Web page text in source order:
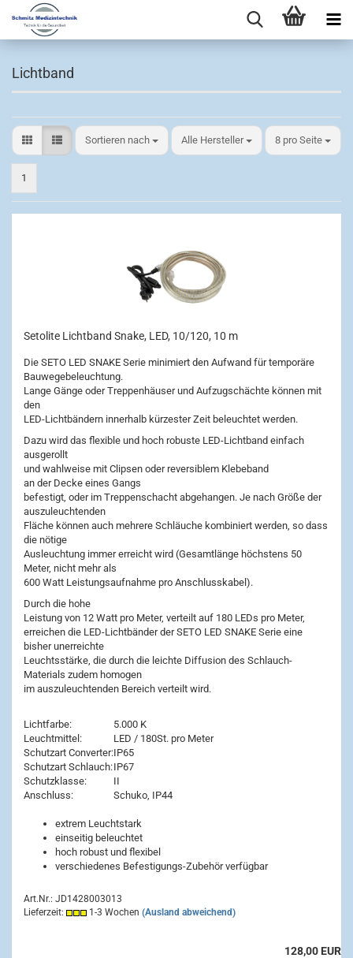
Lichtband
Sortieren nach
Sortieren nach Alle Hersteller 8 pro Seite
pro Seite
1
Setolite Lichtband Snake, LED, 10/120, 10 m
Die SETO LED SNAKE Serie minimiert den Aufwand für temporäre
Bauwegebeleuchtung.
Lange Gänge oder Treppenhäuser und Aufzugschächte können mit
den
LED-Lichtbändern innerhalb kürzester Zeit beleuchtet werden.
Dazu wird das flexible und hoch robuste LED-Lichtband einfach
ausgerollt
und wahlweise mit Clipsen oder reversiblem Klebeband
an der Decke eines Gangs
befestigt, oder im Treppenschacht abgehangen. Je nach Größe der
auszuleuchtenden
Fläche können auch mehrere Schläuche kombiniert werden, so dass
die nötige
Ausleuchtung immer erreicht wird (Gesamtlänge höchstens 50
Meter, nicht mehr als
600 Watt Leistungsaufnahme pro Anschlusskabel).
Durch die hohe
Leistung von 12 Watt pro Meter, verteilt auf 180 LEDs pro Meter,
erreichen die LED-Lichtbänder der SETO LED SNAKE Serie eine
bisher unerreichte
Leuchtsstärke, die durch die leichte Diffusion des Schlauch-
Materials zudem homogen
im auszuleuchtenden Bereich verteilt wird.
Lichtfarbe:
5.000 K
Leuchtmittel:
LED / 180St. pro Meter
Schutzart Converter:IP65
Schutzart Schlauch:IP67
Schutzklasse:
II
Anschluss:
Schuko, IP44
extrem Leuchtstark
einseitig beleuchtet
hoch robust und flexibel
verschiedenes Befestigungs-Zubehör verfügbar
Art.Nr.: JD1428003013
Lieferzeit:
1-3 Wochen (Ausland abweichend)
128,00 EUR